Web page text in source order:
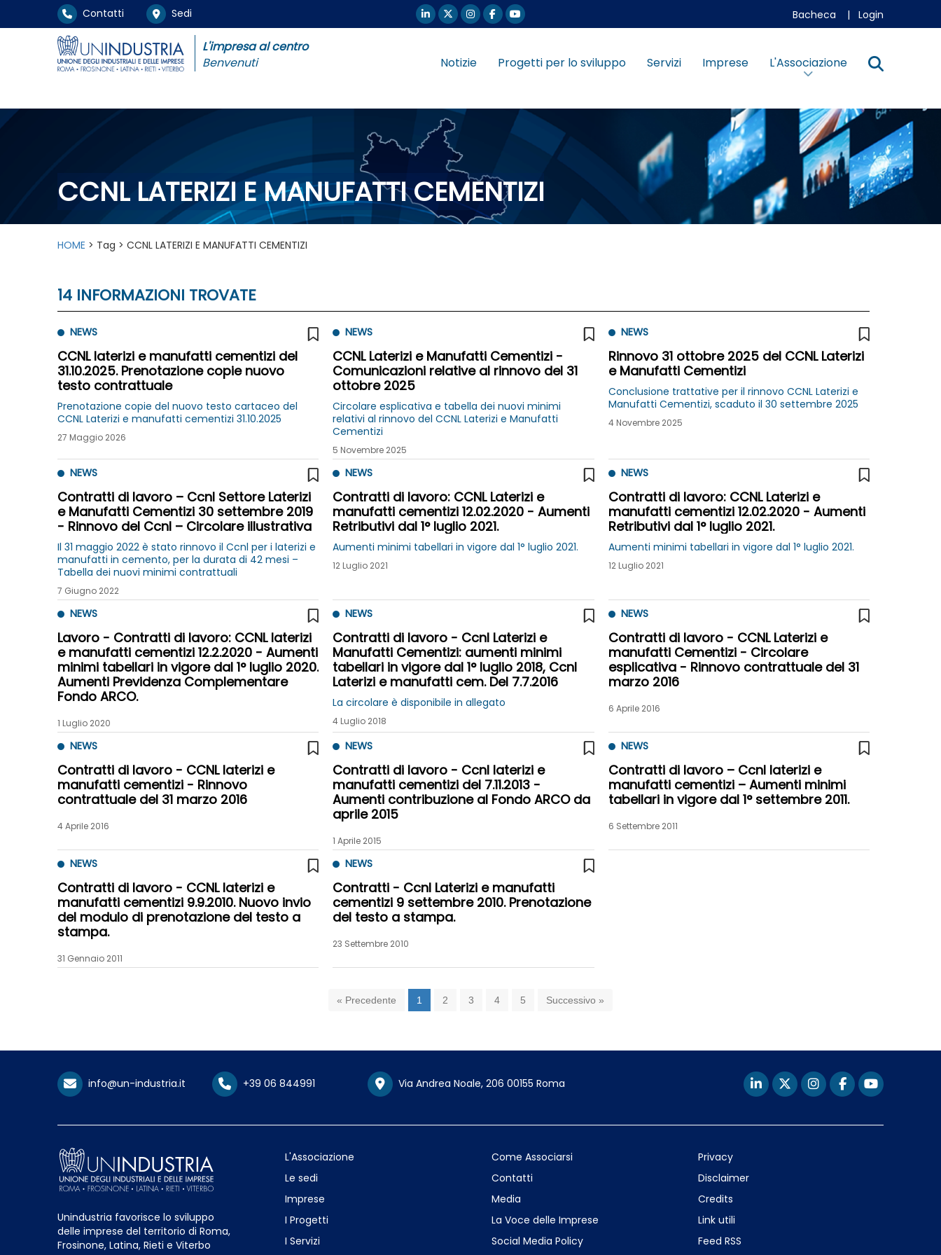
Contatti Sedi Bacheca | Login
L'impresa al centro
Benvenuti
Notizie Progetti per lo sviluppo Servizi Imprese L'Associazione
CCNL LATERIZI E MANUFATTI CEMENTIZI
HOME > Tag > CCNL LATERIZI E MANUFATTI CEMENTIZI
14 INFORMAZIONI TROVATE
NEWS
CCNL laterizi e manufatti cementizi del
31.10.2025. Prenotazione copie nuovo
testo contrattuale
Prenotazione copie del nuovo testo cartaceo del
CCNL Laterizi e manufatti cementizi 31.10.2025
27 Maggio 2026
NEWS
CCNL Laterizi e Manufatti Cementizi -
Comunicazioni relative al rinnovo del 31
ottobre 2025
Circolare esplicativa e tabella dei nuovi minimi
relativi al rinnovo del CCNL Laterizi e Manufatti
Cementizi
5 Novembre 2025
NEWS
Rinnovo 31 ottobre 2025 del CCNL Laterizi
e Manufatti Cementizi
Conclusione trattative per il rinnovo CCNL Laterizi e
Manufatti Cementizi, scaduto il 30 settembre 2025
4 Novembre 2025
NEWS
Contratti di lavoro – Ccnl Settore Laterizi
e Manufatti Cementizi 30 settembre 2019
- Rinnovo del Ccnl – Circolare illustrativa
Il 31 maggio 2022 è stato rinnovo il Ccnl per i laterizi e
manufatti in cemento, per la durata di 42 mesi –
Tabella dei nuovi minimi contrattuali
7 Giugno 2022
NEWS
Contratti di lavoro: CCNL Laterizi e
manufatti cementizi 12.02.2020 - Aumenti
Retributivi dal 1° luglio 2021.
Aumenti minimi tabellari in vigore dal 1° luglio 2021.
12 Luglio 2021
NEWS
Contratti di lavoro: CCNL Laterizi e
manufatti cementizi 12.02.2020 - Aumenti
Retributivi dal 1° luglio 2021.
Aumenti minimi tabellari in vigore dal 1° luglio 2021.
12 Luglio 2021
NEWS
Lavoro - Contratti di lavoro: CCNL laterizi
e manufatti cementizi 12.2.2020 - Aumenti
minimi tabellari in vigore dal 1° luglio 2020.
Aumenti Previdenza Complementare
Fondo ARCO.
1 Luglio 2020
NEWS
Contratti di lavoro - Ccnl Laterizi e
Manufatti Cementizi: aumenti minimi
tabellari in vigore dal 1° luglio 2018, Ccnl
Laterizi e manufatti cem. Del 7.7.2016
La circolare è disponibile in allegato
4 Luglio 2018
NEWS
Contratti di lavoro - CCNL Laterizi e
manufatti Cementizi - Circolare
esplicativa - Rinnovo contrattuale del 31
marzo 2016
6 Aprile 2016
NEWS
Contratti di lavoro - CCNL laterizi e
manufatti cementizi - Rinnovo
contrattuale del 31 marzo 2016
4 Aprile 2016
NEWS
Contratti di lavoro - Ccnl laterizi e
manufatti cementizi del 7.11.2013 -
Aumenti contribuzione al Fondo ARCO da
aprile 2015
1 Aprile 2015
NEWS
Contratti di lavoro – Ccnl laterizi e
manufatti cementizi – Aumenti minimi
tabellari in vigore dal 1° settembre 2011.
6 Settembre 2011
NEWS
Contratti di lavoro - CCNL laterizi e
manufatti cementizi 9.9.2010. Nuovo invio
del modulo di prenotazione del testo a
stampa.
31 Gennaio 2011
NEWS
Contratti - Ccnl Laterizi e manufatti
cementizi 9 settembre 2010. Prenotazione
del testo a stampa.
23 Settembre 2010
« Precedente 1 2 3 4 5 Successivo »
info@un-industria.it +39 06 844991 Via Andrea Noale, 206 00155 Roma
Unindustria favorisce lo sviluppo
delle imprese del territorio di Roma,
Frosinone, Latina, Rieti e Viterbo
L'Associazione
Le sedi
Imprese
I Progetti
I Servizi
Come Associarsi
Contatti
Media
La Voce delle Imprese
Social Media Policy
Privacy
Disclaimer
Credits
Link utili
Feed RSS